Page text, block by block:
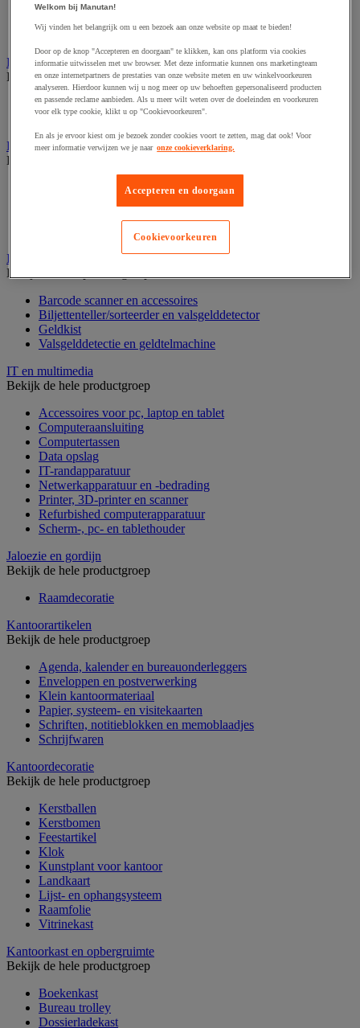
Projectie en videoprojectie-apparatuur
Tv, dvd-speler en Blu-ray
Bewegwijzering en aanduidingsborden
Bekijk de hele productgroep
Deurnaambord
Pictogram
Folderrek en -houder
Bekijk de hele productgroep
Inname en beheer van geld
Bekijk de hele productgroep
Barcode scanner en accessoires
Biljettenteller/sorteerder en valsgelddetector
Geldkist
Valsgelddetectie en geldtelmachine
IT en multimedia
Bekijk de hele productgroep
Accessoires voor pc, laptop en tablet
Computeraansluiting
Computertassen
Data opslag
IT-randapparatuur
Netwerkapparatuur en -bedrading
Printer, 3D-printer en scanner
Refurbished computerapparatuur
Scherm-, pc- en tablethouder
Jaloezie en gordijn
Bekijk de hele productgroep
Raamdecoratie
Kantoorartikelen
Bekijk de hele productgroep
Agenda, kalender en bureauonderleggers
Enveloppen en postverwerking
Klein kantoormateriaal
Papier, systeem- en visitekaarten
Schriften, notitieblokken en memoblaadjes
Schrijfwaren
Kantoordecoratie
Bekijk de hele productgroep
Kerstballen
Kerstbomen
Feestartikel
Klok
Kunstplant voor kantoor
Landkaart
Lijst- en ophangsysteem
Raamfolie
Vitrinekast
Kantoorkast en opbergruimte
Bekijk de hele productgroep
Boekenkast
Bureau trolley
Dossierladekast
Welkom bij Manutan!
Wij vinden het belangrijk om u een bezoek aan onze website op maat te bieden!
Door op de knop "Accepteren en doorgaan" te klikken, kan ons platform via cookies
informatie uitwisselen met uw browser. Met deze informatie kunnen ons marketingteam
en onze internetpartners de prestaties van onze website meten en uw winkelvoorkeuren
analyseren. Hierdoor kunnen wij u nog meer op uw behoeften gepersonaliseerd producten
en passende reclame aanbieden. Als u meer wilt weten over de doeleinden en voorkeuren
voor elk type cookie, klikt u op "Cookievoorkeuren".
En als je ervoor kiest om je bezoek zonder cookies voort te zetten, mag dat ook! Voor
meer informatie verwijzen we je naar onze cookieverklaring.
Accepteren en doorgaan
Cookievoorkeuren